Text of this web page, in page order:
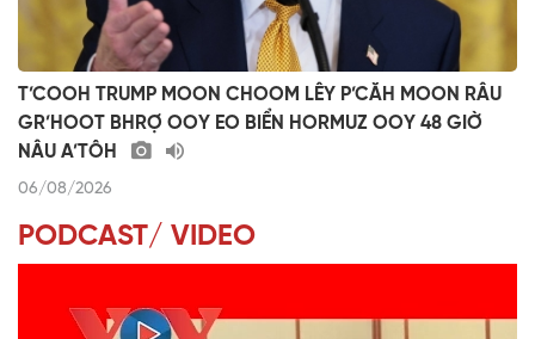
T’COOH TRUMP MOON CHOOM LÊY P’CĂH MOON RÂU
GR’HOOT BHRỢ OOY EO BIỂN HORMUZ OOY 48 GIỜ
NÂU A’TÔH
06/08/2026
PODCAST/ VIDEO